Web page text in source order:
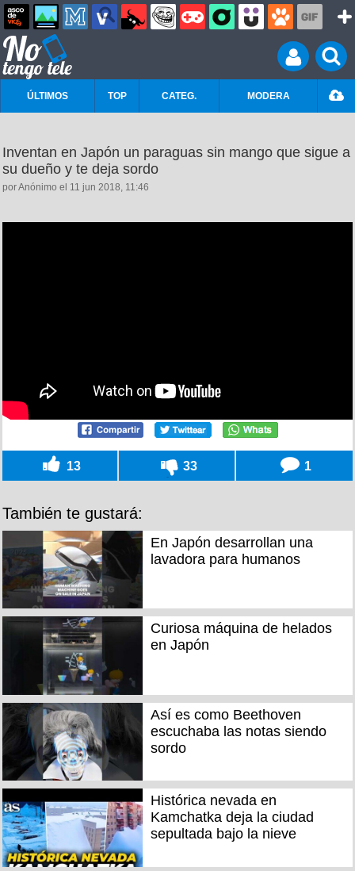
ÚLTIMOS TOP CATEG. MODERA
Inventan en Japón un paraguas sin mango que sigue a
su dueño y te deja sordo
por Anónimo el 11 jun 2018, 11:46
13 33 1
También te gustará:
En Japón desarrollan una
lavadora para humanos
Curiosa máquina de helados
en Japón
Así es como Beethoven
escuchaba las notas siendo
sordo
Histórica nevada en
Kamchatka deja la ciudad
sepultada bajo la nieve